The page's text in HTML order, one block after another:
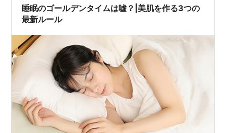
睡眠のゴールデンタイムは嘘？|美肌を作る3つの
最新ルール